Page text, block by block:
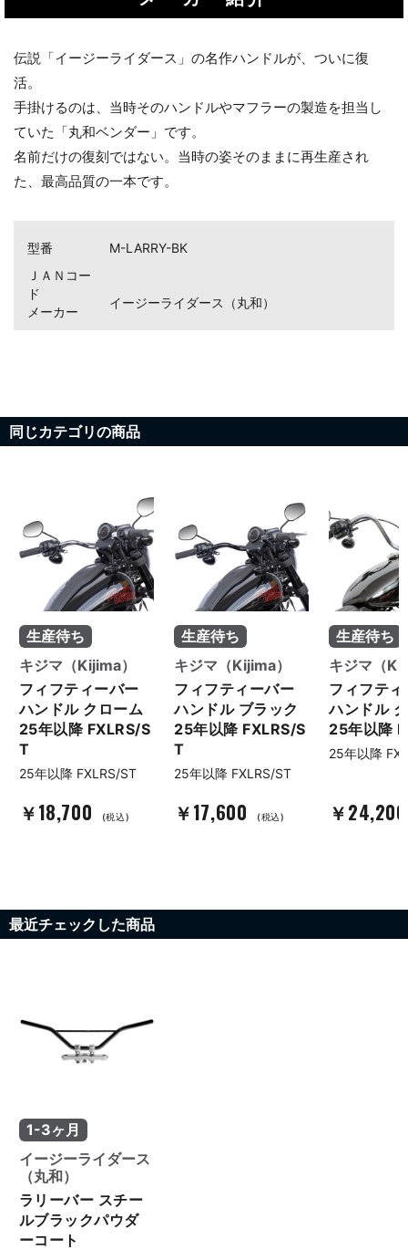
伝説「イージーライダース」の名作ハンドルが、ついに復
活。
手掛けるのは、当時そのハンドルやマフラーの製造を担当し
ていた「丸和ベンダー」です。
名前だけの復刻ではない。当時の姿そのままに再生産され
た、最高品質の一本です。
型番
M-LARRY-BK
ＪＡＮコー
ド
メーカー
イージーライダース（丸和）
同じカテゴリの商品
生産待ち
キジマ（Kijima）
フィフティーバー
ハンドル クローム
25年以降 FXLRS/S
T
25年以降 FXLRS/ST
￥18,700 (税込)
生産待ち
キジマ（Kijima）
フィフティーバー
ハンドル ブラック
25年以降 FXLRS/S
T
25年以降 FXLRS/ST
￥17,600 (税込)
生産待ち
キジマ（
フィフテ
ハンドル
25年以降
25年以降
￥
最近チェックした商品
1-3ヶ月
イージーライダース
（丸和）
ラリーバー スチー
ルブラックパウダ
ーコート